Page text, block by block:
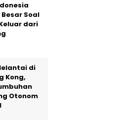
Soal
dari
di
Kong,
Otonom